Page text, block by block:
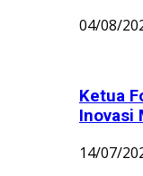
04/08/
Ketua
Inovasi
14/07/